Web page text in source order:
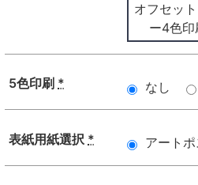
オフセッ
ー4色印
5色印刷 * なし
表紙用紙選択 * アート